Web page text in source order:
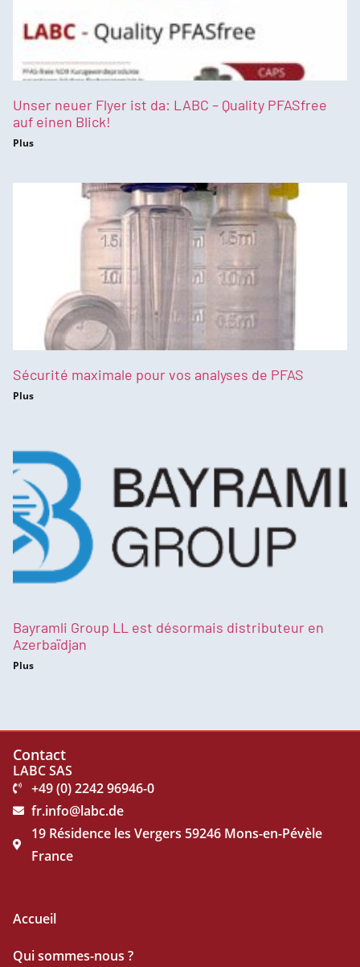
Unser neuer Flyer ist da: LABC – Quality PFASfree
auf einen Blick!
Plus
Sécurité maximale pour vos analyses de PFAS
Plus
Bayramli Group LL est désormais distributeur en
Azerbaïdjan
Plus
Contact
LABC SAS
+49 (0) 2242 96946-0
fr.info@labc.de
19 Résidence les Vergers 59246 Mons-en-Pévèle
France
Accueil
Qui sommes-nous ?